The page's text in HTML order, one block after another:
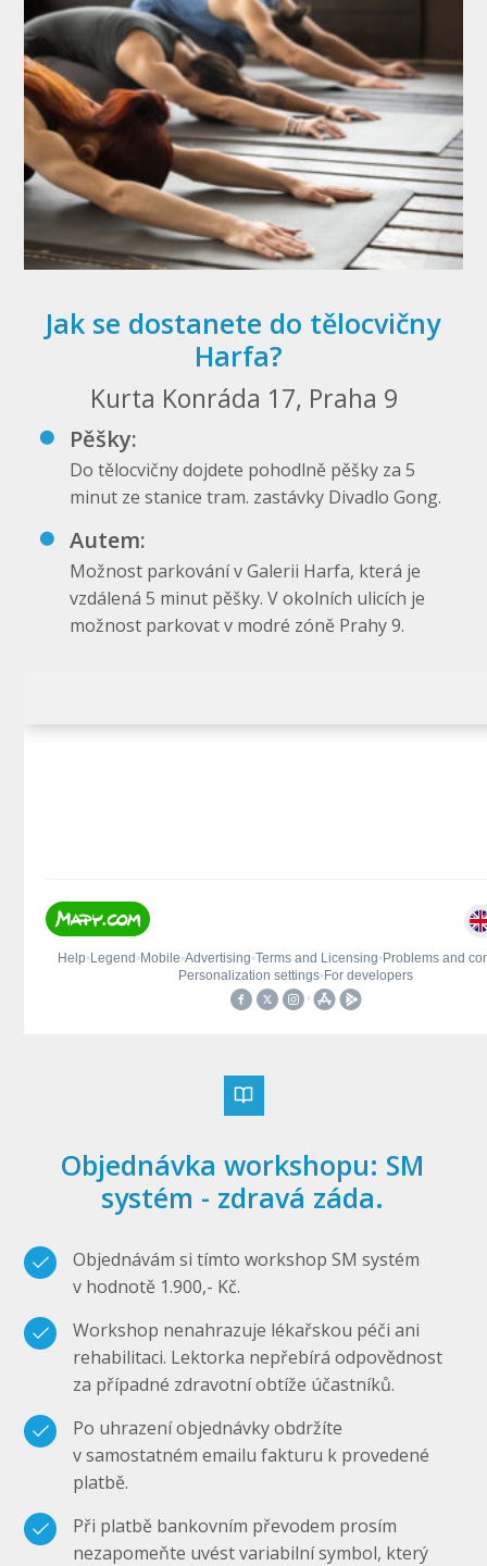
Jak se dostanete do tělocvičny
Harfa?
Kurta Konráda 17, Praha 9
Pěšky:
Do tělocvičny dojdete pohodlně pěšky za 5
minut ze stanice tram. zastávky Divadlo Gong.
Autem:
Možnost parkování v Galerii Harfa, která je
vzdálená 5 minut pěšky. V okolních ulicích je
možnost parkovat v modré zóně Prahy 9.
Objednávka workshopu: SM
systém - zdravá záda.
Objednávám si tímto workshop SM systém
v hodnotě 1.900,- Kč.
Workshop nenahrazuje lékařskou péči ani
rehabilitaci. Lektorka nepřebírá odpovědnost
za případné zdravotní obtíže účastníků.
Po uhrazení objednávky obdržíte
v samostatném emailu fakturu k provedené
platbě.
Při platbě bankovním převodem prosím
nezapomeňte uvést variabilní symbol, který